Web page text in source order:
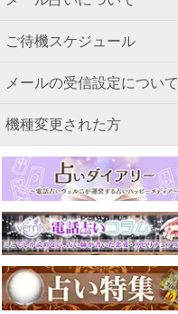
ご待機スケジュール
メールの受信設定について
機種変更された方